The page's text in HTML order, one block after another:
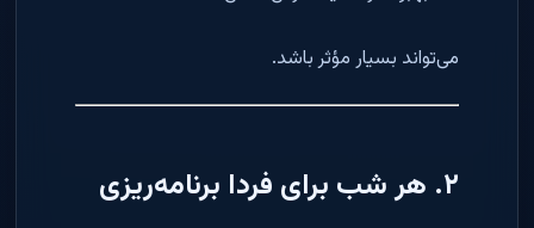
می‌تواند بسیار مؤثر باشد.
۲. هر شب برای فردا برنامه‌ریزی